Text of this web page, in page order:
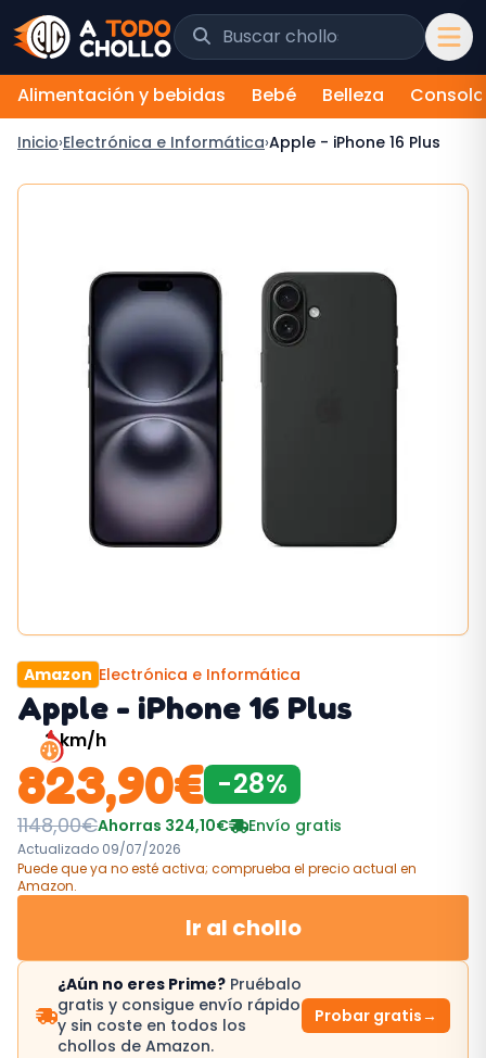
Saltar al contenido
Buscar chollos y tiendas
Alimentación y bebidas Bebé Belleza
Inicio›Electrónica e Informática›Apple - iPhone 16 Plus
Amazon Electrónica e Informática
Apple - iPhone 16 Plus
3km/h
823,90€ -28%
1148,00€Ahorras 324,10€ Envío gratis
Actualizado 09/07/2026
Puede que ya no esté activa; comprueba el precio actual en
Amazon.
Ir al chollo
¿Aún no eres Prime? Pruébalo
gratis y consigue envío rápido
y sin coste en todos los
chollos de Amazon.
Probar gratis→